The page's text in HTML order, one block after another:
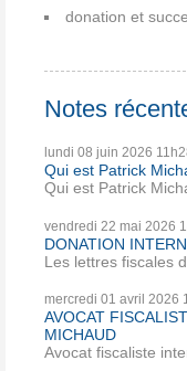
donation et
Notes
lundi 08 juin 2026
Qui est Patrick
Qui est Patrick
vendredi 22 mai 2026
DONATION
Les lettres fiscales
mercredi 01 avril 2026
AVOCAT
MICHAUD
Avocat fiscaliste